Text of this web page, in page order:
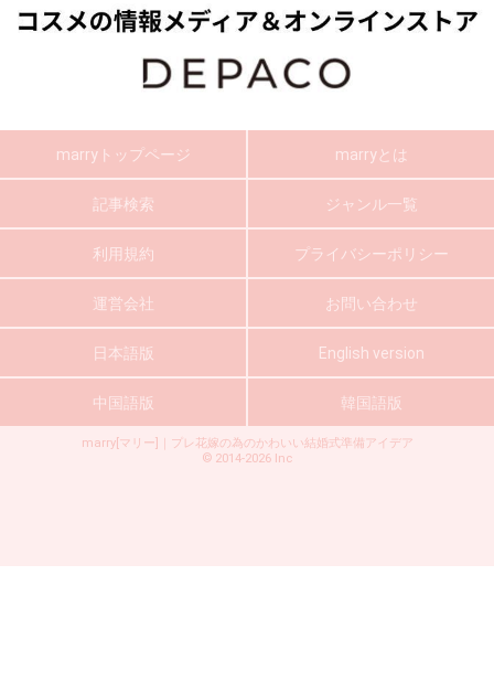
marryトップページ marryとは
記事検索 ジャンル一覧
利用規約 プライバシーポリシー
運営会社 お問い合わせ
日本語版 English version
中国語版 韓国語版
marry[マリー]｜プレ花嫁の為のかわいい結婚式準備アイデア
© 2014-2026 Inc